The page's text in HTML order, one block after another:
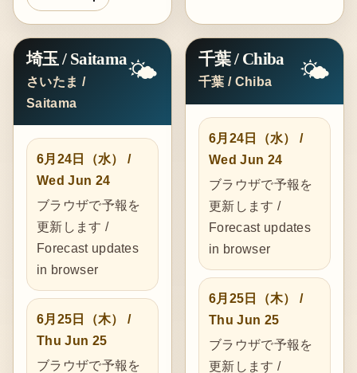
埼玉 / Saitama
さいたま /
Saitama
🌤️
6月24日（水） /
Wed Jun 24
ブラウザで予報を
更新します /
Forecast updates
in browser
6月25日（木） /
Thu Jun 25
ブラウザで予報を
千葉 / Chiba
千葉 / Chiba 🌤️
6月24日（水） /
Wed Jun 24
ブラウザで予報を
更新します /
Forecast updates
in browser
6月25日（木） /
Thu Jun 25
ブラウザで予報を
更新します /